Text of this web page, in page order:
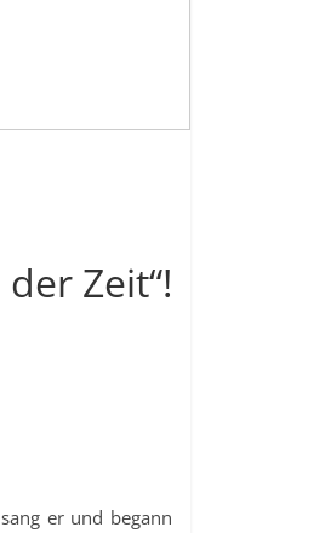
Zeit“!
er und begann